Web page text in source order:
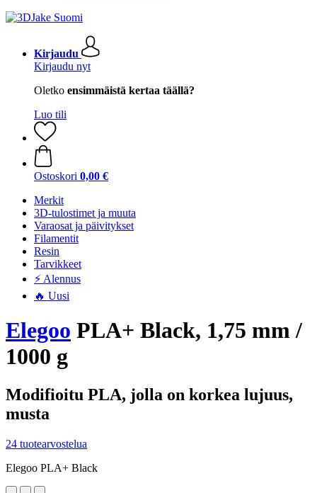
Kirjaudu
Kirjaudu nyt
Oletko ensimmäistä kertaa täällä?
Luo tili
Ostoskori 0,00 €
Merkit
3D-tulostimet ja muuta
Varaosat ja päivitykset
Filamentit
Resin
Tarvikkeet
⚡ Alennus
🔥 Uusi
Elegoo PLA+ Black, 1,75 mm /
1000 g
Modifioitu PLA, jolla on korkea lujuus,
musta
24 tuotearvostelua
Elegoo PLA+ Black